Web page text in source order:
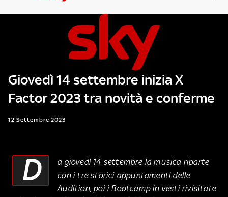
Cos’altro vedere:
PROGRAMMI SKY
Un mondo di offerte:
SKY.IT
Giovedì 14 settembre inizia X
Factor 2023 tra novità e conferme
12 Settembre 2023
D
a giovedì 14 settembre la musica riparte
con i tre storici appuntamenti delle
Audition, poi i Bootcamp in vesti rivisitate